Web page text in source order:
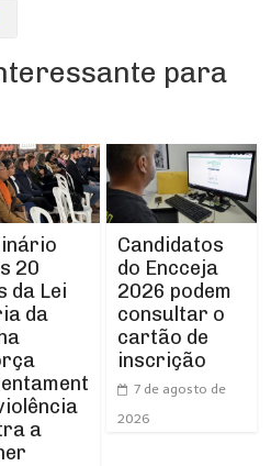
para
20
da Lei
da
a
Candidatos
do Encceja
2026 podem
consultar o
cartão de
inscrição
7 de agosto de
2026